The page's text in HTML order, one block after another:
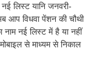
लिस्ट यानि जनवरी-
आप विधवा पेंशन की चौथी
नई लिस्ट में है या नहीं
से माध्यम से निकाल